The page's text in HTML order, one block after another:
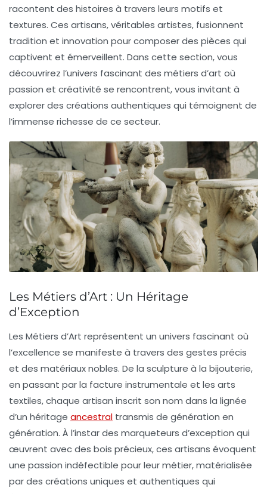
racontent des histoires à travers leurs motifs et
textures. Ces artisans, véritables artistes, fusionnent
tradition et innovation pour composer des pièces qui
captivent et émerveillent. Dans cette section, vous
découvrirez l’univers fascinant des métiers d’art où
passion et créativité se rencontrent, vous invitant à
explorer des créations authentiques qui témoignent de
l’immense richesse de ce secteur.
Les Métiers d’Art : Un Héritage
d’Exception
Les Métiers d’Art représentent un univers fascinant où
l’excellence se manifeste à travers des gestes précis
et des matériaux nobles. De la sculpture à la bijouterie,
en passant par la facture instrumentale et les arts
textiles, chaque artisan inscrit son nom dans la lignée
d’un héritage ancestral transmis de génération en
génération. À l’instar des marqueteurs d’exception qui
œuvrent avec des bois précieux, ces artisans évoquent
une passion indéfectible pour leur métier, matérialisée
par des créations uniques et authentiques qui